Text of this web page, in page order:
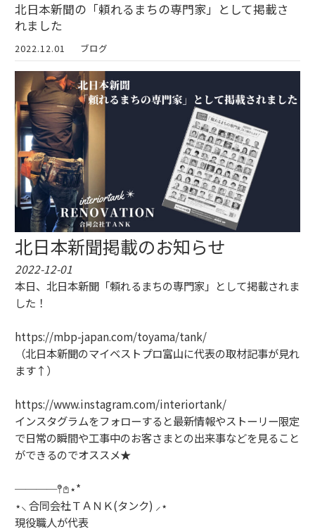
北日本新聞の「頼れるまちの専門家」として掲載さ
れました
2022.12.01 ブログ
北日本新聞掲載のお知らせ
2022-12-01
本日、北日本新聞「頼れるまちの専門家」として掲載されま
した！
https://mbp-japan.com/toyama/tank/
（北日本新聞のマイベストプロ富山に代表の取材記事が見れ
ます↑ ）
https://www.instagram.com/interiortank/
インスタグラムをフォローすると最新情報やストーリー限定
で日常の瞬間や工事中のお客さまとの出来事などを見ること
ができるのでオススメ★
────𖤥𖤘⋆*
⋆⸜ 合同会社ＴＡＮＫ(タンク) ⸝⋆
現役職人が代表